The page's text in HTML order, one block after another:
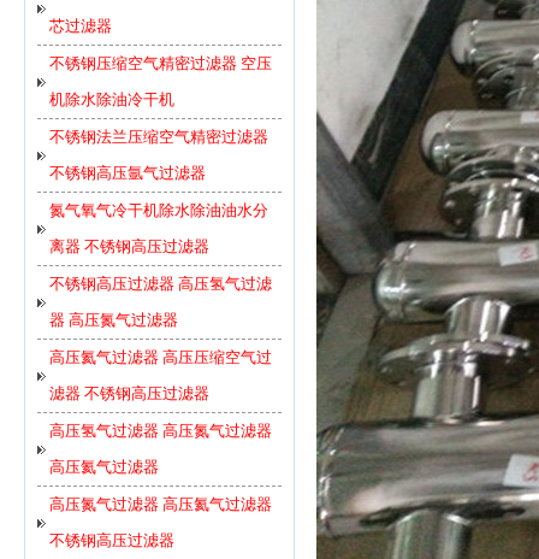
芯过滤器
不锈钢压缩空气精密过滤器 空压
机除水除油冷干机
不锈钢法兰压缩空气精密过滤器
不锈钢高压氩气过滤器
氮气氧气冷干机除水除油油水分
离器 不锈钢高压过滤器
不锈钢高压过滤器 高压氢气过滤
器 高压氮气过滤器
高压氦气过滤器 高压压缩空气过
滤器 不锈钢高压过滤器
高压氢气过滤器 高压氮气过滤器
高压氦气过滤器
高压氮气过滤器 高压氦气过滤器
不锈钢高压过滤器